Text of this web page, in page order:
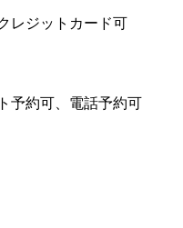
レジットカード可
予約可、電話予約可